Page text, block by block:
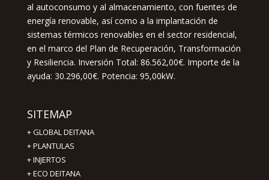
al autoconsumo y al almacenamiento, con fuentes de
energía renovable, así como a la implantación de
sistemas térmicos renovables en el sector residencial,
en el marco del Plan de Recuperación, Transformación
y Resiliencia. Inversión Total: 86.562,00€. Importe de la
ayuda: 30.296,00€. Potencia: 95,00kW.
SITEMAP
+GLOBAL DEITANA
+PLANTULAS
+INJERTOS
+ECO DEITANA